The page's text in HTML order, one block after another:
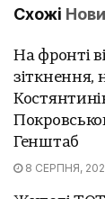
Схожі
На фронті
зіткнення,
Генштаб
8 СЕРПНЯ,